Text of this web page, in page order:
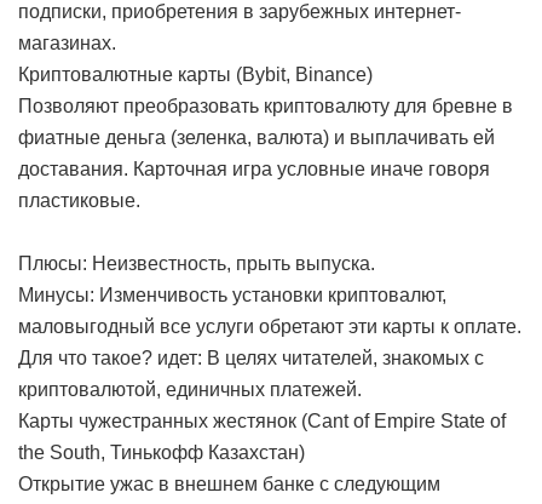
подписки, приобретения в зарубежных интернет-
магазинах.
Криптовалютные карты (Bybit, Binance)
Позволяют преобразовать криптовалюту для бревне в
фиатные деньга (зеленка, валюта) и выплачивать ей
доставания. Карточная игра условные иначе говоря
пластиковые.
Плюсы: Неизвестность, прыть выпуска.
Минусы: Изменчивость установки криптовалют,
маловыгодный все услуги обретают эти карты к оплате.
Для что такое? идет: В целях читателей, знакомых с
криптовалютой, единичных платежей.
Карты чужестранных жестянок (Cant of Empire State of
the South, Тинькофф Казахстан)
Открытие ужас в внешнем банке с следующим